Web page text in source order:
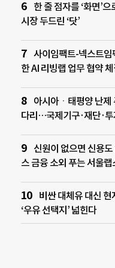
한 줄 점자를 ‘화면’
시장 두드린 ‘닷’
사이임팩트-넥스트임
한 AI 리빙랩 업무 협약 체
아시아ㆍ태평양 난제
다리…국제기구·재단·
신원이 없으면 신용
스 금융 소외 푸는 서울랩
비싼 대체유 대신
‘우유 선택지’ 넓힌다